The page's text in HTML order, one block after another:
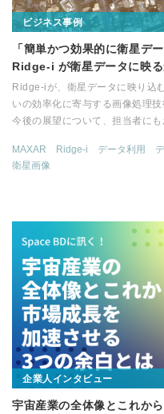
ビジネス事例
「簡単かつ効果的に衛星デ
Ridge-i が衛星データに映
Ridge-iが、衛星データに映り込
いの効率化に寄与する画像処理
今後の展望について、担当者にも
MAXAR Ridge-i データ利用
衛星画像
企業人インタビュー
宇宙産業の全体像とこれか